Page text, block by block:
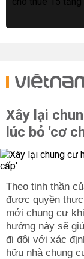
Xây lại
lúc bỏ 'cơ
Theo tinh thần
được quyền
mới chung cư
hướng này sẽ
đi đôi với xác
hữu nhà chung